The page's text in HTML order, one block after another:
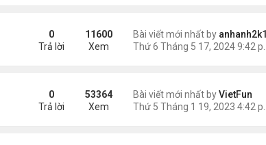
Bài viết mới nhất by anhanh2k1
0
Trả lời
11600
Xem
Bài viết mới nhất byVietFun
0
Trả lời
53364
Xem